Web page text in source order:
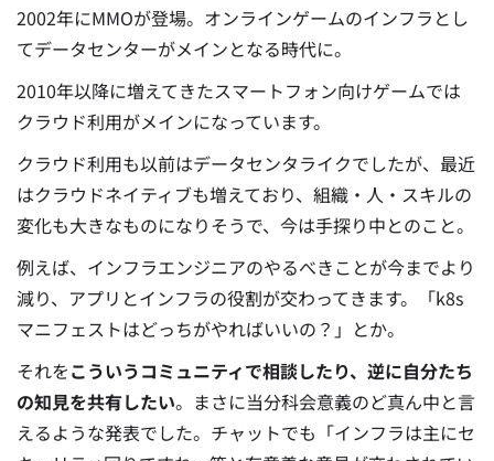
2002年にMMOが登場。オンラインゲームのインフラとし
てデータセンターがメインとなる時代に。
2010年以降に増えてきたスマートフォン向けゲームでは
クラウド利用がメインになっています。
クラウド利用も以前はデータセンタライクでしたが、最近
はクラウドネイティブも増えており、組織・人・スキルの
変化も大きなものになりそうで、今は手探り中とのこと。
例えば、インフラエンジニアのやるべきことが今までより
減り、アプリとインフラの役割が交わってきます。「k8s
マニフェストはどっちがやればいいの？」とか。
それをこういうコミュニティで相談したり、逆に自分たち
の知見を共有したい。まさに当分科会意義のど真ん中と言
えるような発表でした。チャットでも「インフラは主にセ